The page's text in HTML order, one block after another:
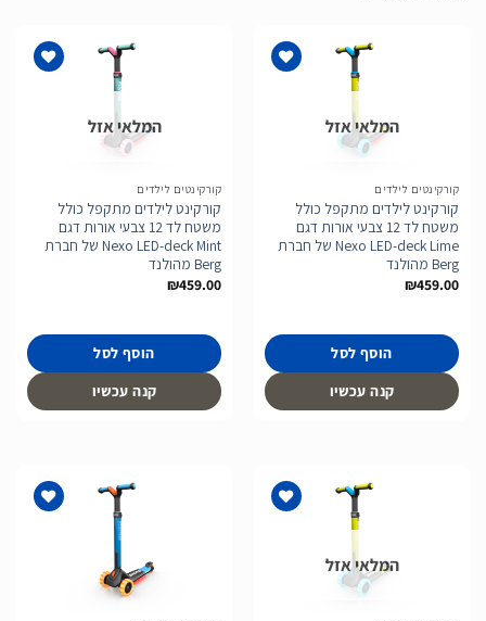
המלאי אזל
קורקינטים לילדים
קורקינט לילדים מתקפל כולל
משטח לד 12 צבעי אורות דגם
Nexo LED-deck Lime של חברת
Berg מהולנד
₪459.00
הוסף לסל
קנה עכשיו
המלאי אזל
קורקינטים לילדים
קורקינט לילדים מתקפל כולל
משטח לד 12 צבעי אורות דגם
Nexo LED-deck Mint של חברת
Berg מהולנד
₪459.00
הוסף לסל
קנה עכשיו
המלאי אזל